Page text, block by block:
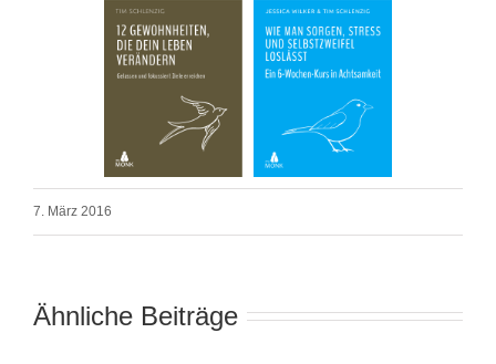
7. März 2016
Ähnliche Beiträge